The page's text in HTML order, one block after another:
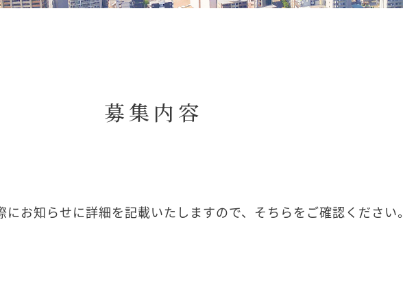
募集内容
お知らせに詳細を記載いたしますので、そちらをご確認ください。